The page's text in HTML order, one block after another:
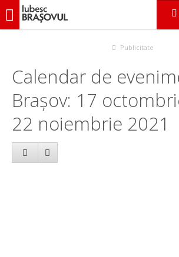
iubescbraşovul.ro
Publicitate
Calendar de
Brașov: 17
22 noiembrie 2021